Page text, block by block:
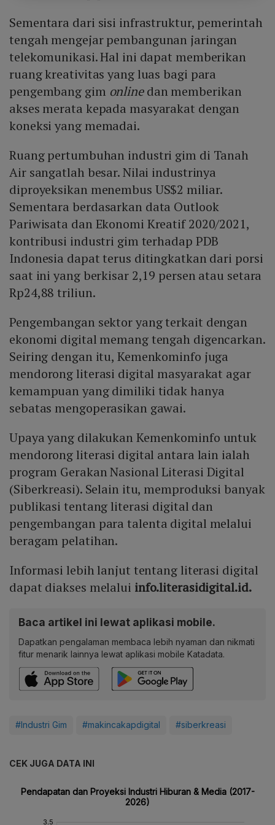
Sementara dari sisi infrastruktur, pemerintah
tengah mengejar pembangunan jaringan
telekomunikasi. Hal ini dapat memberikan
ruang kreativitas yang luas bagi para
pengembang gim onlinedan memberikan
akses merata kepada masyarakat dengan
koneksi yang memadai.
Ruang pertumbuhan industri gim di Tanah
Air sangatlah besar. Nilai industrinya
diproyeksikan menembus US$2 miliar.
Sementara berdasarkan data Outlook
Pariwisata dan Ekonomi Kreatif 2020/2021,
kontribusi industri gim terhadap PDB
Indonesia dapat terus ditingkatkan dari porsi
saat ini yang berkisar 2,19 persen atau setara
Rp24,88 triliun.
Pengembangan sektor yang terkait dengan
ekonomi digital memang tengah digencarkan.
Seiring dengan itu, Kemenkominfo juga
mendorong literasi digital masyarakat agar
kemampuan yang dimiliki tidak hanya
sebatas mengoperasikan gawai.
Upaya yang dilakukan Kemenkominfo untuk
mendorong literasi digital antara lain ialah
program Gerakan Nasional Literasi Digital
(Siberkreasi). Selain itu, memproduksi banyak
publikasi tentang literasi digital dan
pengembangan para talenta digital melalui
beragam pelatihan.
Informasi lebih lanjut tentang literasi digital
dapat diakses melalui info.literasidigital.id.
Baca artikel ini lewat aplikasi mobile.
Dapatkan pengalaman membaca lebih nyaman dan nikmati
fitur menarik lainnya lewat aplikasi mobile Katadata.
#Industri Gim #makincakapdigital #siberkreasi
CEK JUGA DATA INI